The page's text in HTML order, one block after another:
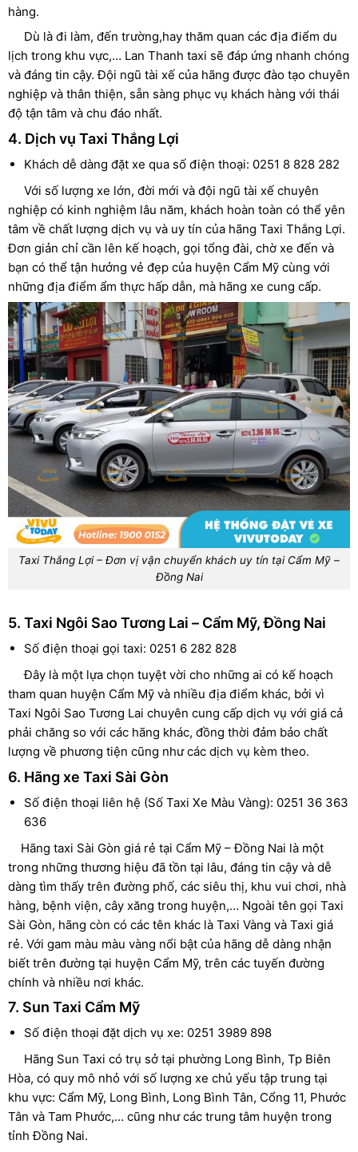
hàng.
Dù là đi làm, đến trường,hay thăm quan các địa điểm du
lịch trong khu vực,… Lan Thanh taxi sẽ đáp ứng nhanh chóng
và đáng tin cậy. Đội ngũ tài xế của hãng được đào tạo chuyên
nghiệp và thân thiện, sẵn sàng phục vụ khách hàng với thái
độ tận tâm và chu đáo nhất.
4. Dịch vụ Taxi Thắng Lợi
Khách dễ dàng đặt xe qua số điện thoại: 0251 8 828 282
Với số lượng xe lớn, đời mới và đội ngũ tài xế chuyên
nghiệp có kinh nghiệm lâu năm, khách hoàn toàn có thể yên
tâm về chất lượng dịch vụ và uy tín của hãng Taxi Thắng Lợi.
Đơn giản chỉ cần lên kế hoạch, gọi tổng đài, chờ xe đến và
bạn có thể tận hưởng vẻ đẹp của huyện Cẩm Mỹ cùng với
những địa điểm ẩm thực hấp dẫn, mà hãng xe cung cấp.
Taxi Thắng Lợi – Đơn vị vận chuyển khách uy tín tại Cẩm Mỹ –
Đồng Nai
5. Taxi Ngôi Sao Tương Lai – Cẩm Mỹ, Đồng Nai
Số điện thoại gọi taxi: 0251 6 282 828
Đây là một lựa chọn tuyệt vời cho những ai có kế hoạch
tham quan huyện Cẩm Mỹ và nhiều địa điểm khác, bởi vì
Taxi Ngôi Sao Tương Lai chuyên cung cấp dịch vụ với giá cả
phải chăng so với các hãng khác, đồng thời đảm bảo chất
lượng về phương tiện cũng như các dịch vụ kèm theo.
6. Hãng xe Taxi Sài Gòn
Số điện thoại liên hệ (Số Taxi Xe Màu Vàng): 0251 36 363
636
Hãng taxi Sài Gòn giá rẻ tại Cẩm Mỹ – Đồng Nai là một
trong những thương hiệu đã tồn tại lâu, đáng tin cậy và dễ
dàng tìm thấy trên đường phố, các siêu thị, khu vui chơi, nhà
hàng, bệnh viện, cây xăng trong huyện,… Ngoài tên gọi Taxi
Sài Gòn, hãng còn có các tên khác là Taxi Vàng và Taxi giá
rẻ. Với gam màu màu vàng nổi bật của hãng dễ dàng nhận
biết trên đường tại huyện Cẩm Mỹ, trên các tuyến đường
chính và nhiều nơi khác.
7. Sun Taxi Cẩm Mỹ
Số điện thoại đặt dịch vụ xe: 0251 3989 898
Hãng Sun Taxi có trụ sở tại phường Long Bình, Tp Biên
Hòa, có quy mô nhỏ với số lượng xe chủ yếu tập trung tại
khu vực: Cẩm Mỹ, Long Bình, Long Bình Tân, Cổng 11, Phước
Tân và Tam Phước,… cũng như các trung tâm huyện trong
tỉnh Đồng Nai.